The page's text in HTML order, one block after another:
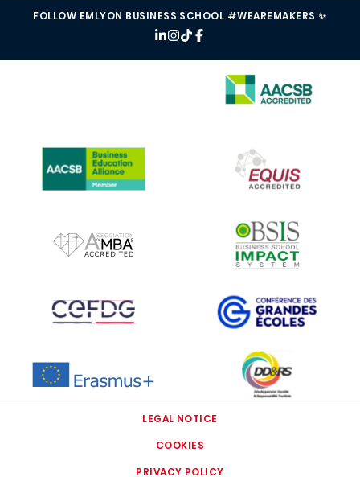
FOLLOW EMLYON BUSINESS SCHOOL #WEAREMAKERS ✨
IMAGE
IMAGE
IMAGE
IMAGE IMAGE
LEGAL NOTICE
COOKIES
PRIVACY POLICY